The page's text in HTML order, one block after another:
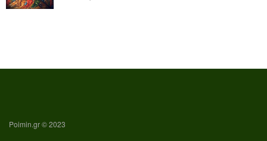
Poimin.gr © 2023